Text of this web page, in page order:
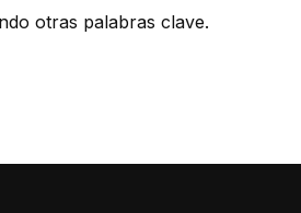
otras palabras clave.